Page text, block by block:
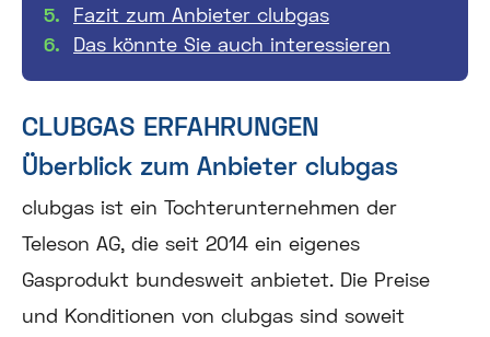
Fazit zum Anbieter clubgas
Das könnte Sie auch interessieren
CLUBGAS ERFAHRUNGEN
Überblick zum Anbieter clubgas
clubgas ist ein Tochterunternehmen der
Teleson AG, die seit 2014 ein eigenes
Gasprodukt bundesweit anbietet. Die Preise
und Konditionen von clubgas sind soweit